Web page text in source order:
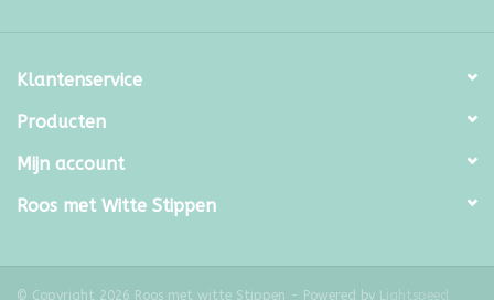
Klantenservice
Producten
Mijn account
Roos met Witte Stippen
© Copyright 2026 Roos met witte Stippen - Powered by Lightspeed